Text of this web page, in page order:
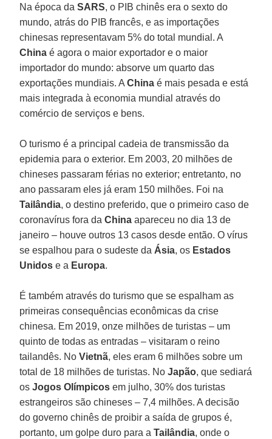
Na época daSARS, o PIB chinês era o sexto do
mundo, atrás do PIB francês, e as importações
chinesas representavam 5% do total mundial. A
China é agora o maior exportador e o maior
importador do mundo: absorve um quarto das
exportações mundiais. AChina é mais pesada e está
mais integrada à economia mundial através do
comércio de serviços e bens.
O turismo é a principal cadeia de transmissão da
epidemia para o exterior. Em 2003, 20 milhões de
chineses passaram férias no exterior; entretanto, no
ano passaram eles já eram 150 milhões. Foi na
Tailândia, o destino preferido, que o primeiro caso de
coronavírus fora daChina apareceu no dia 13 de
janeiro – houve outros 13 casos desde então. O vírus
se espalhou para o sudeste da Ásia, os Estados
Unidos e a Europa.
É também através do turismo que se espalham as
primeiras consequências econômicas da crise
chinesa. Em 2019, onze milhões de turistas – um
quinto de todas as entradas – visitaram o reino
tailandês. NoVietnã, eles eram 6 milhões sobre um
total de 18 milhões de turistas. NoJapão, que sediará
osJogos Olímpicos em julho, 30% dos turistas
estrangeiros são chineses – 7,4 milhões. A decisão
do governo chinês de proibir a saída de grupos é,
portanto, um golpe duro para aTailândia, onde o